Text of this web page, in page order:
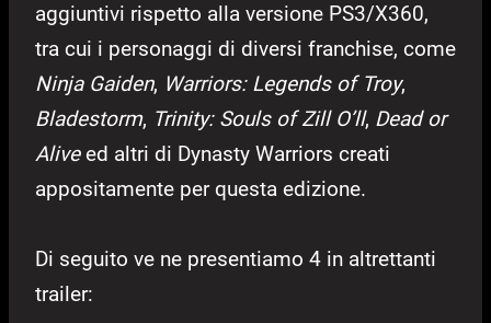
aggiuntivi rispetto alla versione PS3/X360,
tra cui i personaggi di diversi franchise, come
Ninja Gaiden, Warriors: Legends of Troy,
Bladestorm, Trinity: Souls of Zill O’ll, Dead or
Aliveed altri di Dynasty Warriors creati
appositamente per questa edizione.
Di seguito ve ne presentiamo 4 in altrettanti
trailer: